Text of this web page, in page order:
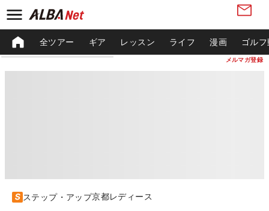
メルマガ登録
全ツアー ギア レッスン ライフ 漫画 ゴル
ステップ・アップ京都レディース